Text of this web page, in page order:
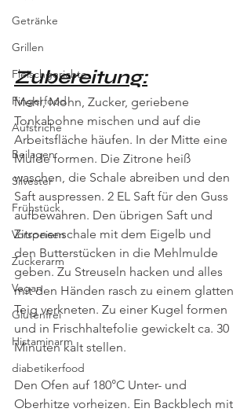
Getränke
Grillen
Fleischgerichte
Fingerfood
Aufstriche
Beilagen
Silvester
Frühstück
Vorspeisen
Zuckerarm
Vegan
Glutenfrei
Histaminarm
diabetikerfood
Zubereitung:
Mehl, Mohn, Zucker, geriebene
Tonkabohne mischen und auf die
Arbeitsfläche häufen. In der Mitte eine
Mulde formen. Die Zitrone heiß
waschen, die Schale abreiben und den
Saft auspressen. 2 EL Saft für den Guss
aufbewahren. Den übrigen Saft und
Zitronenschale mit dem Eigelb und
den Butterstücken in die Mehlmulde
geben. Zu Streuseln hacken und alles
mit den Händen rasch zu einem glatten
Teig verkneten. Zu einer Kugel formen
und in Frischhaltefolie gewickelt ca. 30
Minuten kalt stellen.
Den Ofen auf 180°C Unter- und
Oberhitze vorheizen. Ein Backblech mit